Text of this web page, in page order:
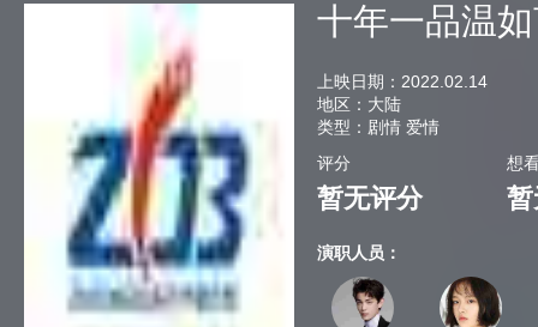
十年一品温
上映日期： 2022.02.14
地区： 大陆
类型： 剧情 爱情
评分
暂无评分
想
演职人员：